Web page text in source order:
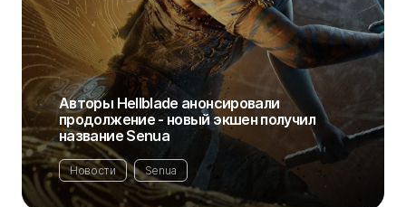
Авторы Hellblade анонсировали
продолжение - новый экшен получил
название Senua
Новости Senua